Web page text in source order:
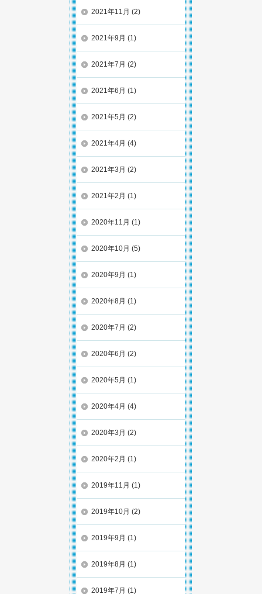
2021年11月 (2)
2021年9月 (1)
2021年7月 (2)
2021年6月 (1)
2021年5月 (2)
2021年4月 (4)
2021年3月 (2)
2021年2月 (1)
2020年11月 (1)
2020年10月 (5)
2020年9月 (1)
2020年8月 (1)
2020年7月 (2)
2020年6月 (2)
2020年5月 (1)
2020年4月 (4)
2020年3月 (2)
2020年2月 (1)
2019年11月 (1)
2019年10月 (2)
2019年9月 (1)
2019年8月 (1)
2019年7月 (1)